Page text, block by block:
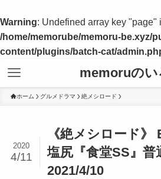
Warning: Undefined array key "page"
/home/memorube/memoru-be.xyz/
content/plugins/batch-cat/
memoruのい
ホーム グルメドラマ 絶メシロード
《絶メシロード》
塩尻『食堂SS』普
2021/4/10
2020
4/11